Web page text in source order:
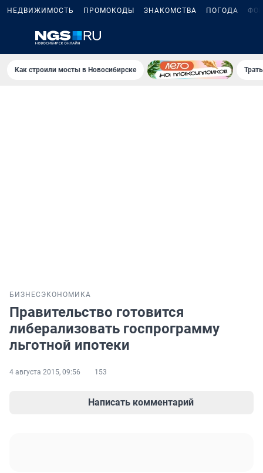
НЕДВИЖИМОСТЬ ПРОМОКОДЫ ЗНАКОМСТВА ПОГОДА
Как строили мосты в Новосибирске
БИЗНЕС ЭКОНОМИКА
Правительство готовится
либерализовать госпрограмму
льготной ипотеки
4 августа 2015, 09:56 153
Написать комментарий